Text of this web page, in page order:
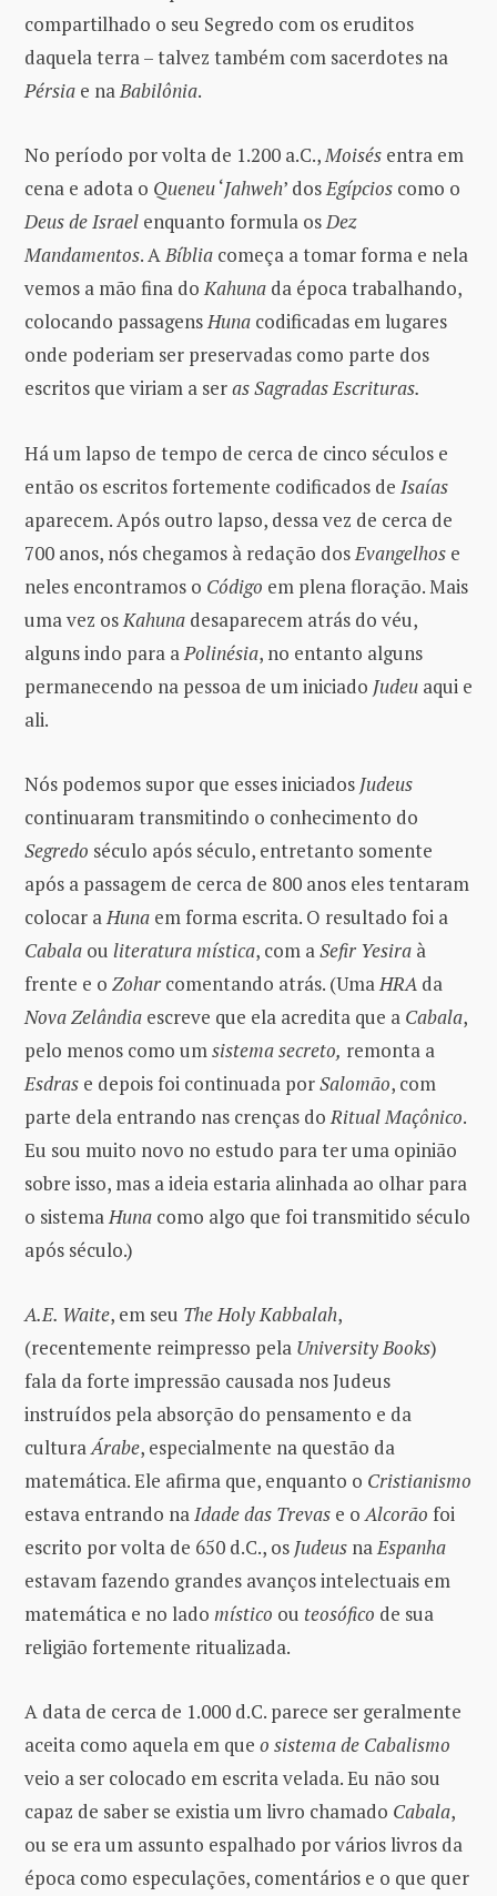
compartilhado o seu Segredo com os eruditos
daquela terra – talvez também com sacerdotes na
Pérsia e naBabilônia.
No período por volta de 1.200 a.C.,Moisés entra em
cena e adota o Queneu‘Jahweh’ dosEgípcios como o
Deus de Israel enquanto formula osDez
Mandamentos. ABíblia começa a tomar forma e nela
vemos a mão fina doKahuna da época trabalhando,
colocando passagensHuna codificadas em lugares
onde poderiam ser preservadas como parte dos
escritos que viriam a seras Sagradas Escrituras.
Há um lapso de tempo de cerca de cinco séculos e
então os escritos fortemente codificados de Isaías
aparecem. Após outro lapso, dessa vez de cerca de
700 anos, nós chegamos à redação dos Evangelhos e
neles encontramos o Código em plena floração. Mais
uma vez os Kahuna desaparecem atrás do véu,
alguns indo para a Polinésia, no entanto alguns
permanecendo na pessoa de um iniciado Judeu aqui e
ali.
Nós podemos supor que esses iniciados Judeus
continuaram transmitindo o conhecimento do
Segredo século após século, entretanto somente
após a passagem de cerca de 800 anos eles tentaram
colocar a Huna em forma escrita. O resultado foi a
Cabala ou literatura mística, com a Sefir Yesira à
frente e o Zohar comentando atrás. (Uma HRA da
Nova Zelândia escreve que ela acredita que a Cabala,
pelo menos como um sistema secreto, remonta a
Esdras e depois foi continuada porSalomão, com
parte dela entrando nas crenças do Ritual Maçônico.
Eu sou muito novo no estudo para ter uma opinião
sobre isso, mas a ideia estaria alinhada ao olhar para
o sistema Huna como algo que foi transmitido século
após século.)
A.E. Waite, em seu The Holy Kabbalah,
(recentemente reimpresso pela University Books)
fala da forte impressão causada nos Judeus
instruídos pela absorção do pensamento e da
cultura Árabe, especialmente na questão da
matemática. Ele afirma que, enquanto o Cristianismo
estava entrando na Idade das Trevas e o Alcorão foi
escrito por volta de 650 d.C., os Judeus na Espanha
estavam fazendo grandes avanços intelectuais em
matemática e no lado místico ou teosófico de sua
religião fortemente ritualizada.
A data de cerca de 1.000 d.C. parece ser geralmente
aceita como aquela em que o sistema de Cabalismo
veio a ser colocado em escrita velada. Eu não sou
capaz de saber se existia um livro chamado Cabala,
ou se era um assunto espalhado por vários livros da
época como especulações, comentários e o que quer